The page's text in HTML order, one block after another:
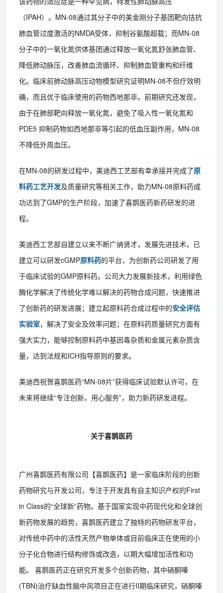
（IPAH）。MN-08通过其分子中的美金刚分子基团靶向拮抗
肺血管过度激活的NMDA受体，抑制谷氨酸超载；而MN-08
分子中的一氧化氮供体基团通过释放一氧化氮舒张肺血管、
降低肺动脉压，改善肺血流循环、抑制肺血管重构和纤维
化。临床前肺动脉高压动物模型研究证明MN-08不但疗效明
确，而且优于临床使用的药物西地那非。前期研究还发现，
由于在肺部靶向释放一氧化氮，避免了吸入性一氧化氮和
PDE5 抑制药物如西地那非等引起的低血压副作用，MN-08
不降低外周血压。
在MN-08的研发过程中，美迪西工艺部有幸承接并完成了原
料药工艺开发及质量研究等相关工作，助力MN-08原料药成
功达到了GMP的生产阶段，加速了喜鹊医药新药研发的进
程。
美迪西工艺部自建立以来不断广纳贤才，发展先进技术，已
建立可以研发cGMP原料药的平台，为创新药公司研发了用
于临床试验的GMP原料药。公司大力发展新技术，利用绿色
酶化学解决了传统化学难以解决的药物合成问题，快速推进
了创新药的研发进展；建立起原料药合成过程中的安全评估
实验室，解决了安全及效率问题；在原料药质量研究方面有
强大实力，能够控制原料药中基因毒杂质和金属元素杂质含
量，达到法规和ICH指导原则的要求。
美迪西祝贺喜鹊医药“MN-08片”获得临床试验默认许可，在
未来将继续“专注创新，用心服务”，助力新药研发进程。
关于喜鹊医药
广州喜鹊医药有限公司【喜鹊医药】是一家临床阶段的创新
药物研究与开发公司，专注于开发具有自主知识产权的First
in Class的“全球新”药物。基于国家实现中药现代化和全球创
新药物发展的趋势，喜鹊医药建立了独特的药物研发平台，
对传统中药中的活性天然产物单体或目前临床正在使用的小
分子化合物进行结构修饰或改造，以期大幅增加活性和功
能。 喜鹊医药正在研究开发多个创新药物，其中硝酮嗪
(TBN)治疗缺血性脑中风项目正在进行II期临床研究，硝酮嗪